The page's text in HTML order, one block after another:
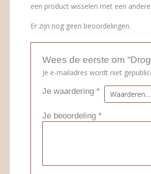
een product wisselen met een
Er zijn nog geen beoordelingen.
Wees de eerste om
Je e-mailadres wordt niet
Je waardering*
Je beoordeling*